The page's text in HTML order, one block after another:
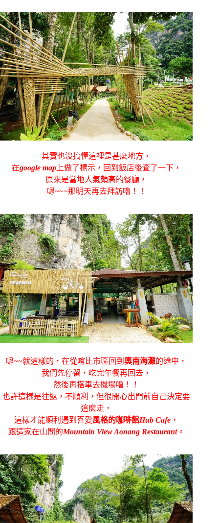
其實也沒搞懂這裡是甚麼地方，
在google map上做了標示，回到飯店後查了一下，
原來是當地人氣頗高的餐廳，
嗯~~~那明天再去拜訪嚕！！
嗯~~就這樣的，在從喀比市區回到奧南海灘的途中，
我們先停留，吃完午餐再回去，
然後再搭車去機場嚕！！
也許這樣是往返，不順利，但很開心出門前自己決定要
這麼走，
這樣才能順利遇到喜愛風格的咖啡館Hub Cafe ，
跟這家在山間的Mountain View Aonang Restaurant。